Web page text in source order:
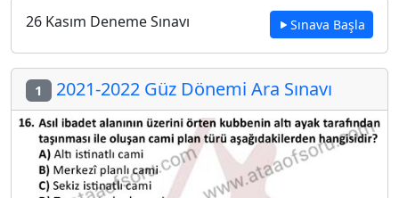
26 Kasım Deneme Sınavı Sınava Başla
1 2021-2022 Güz Dönemi Ara Sınavı